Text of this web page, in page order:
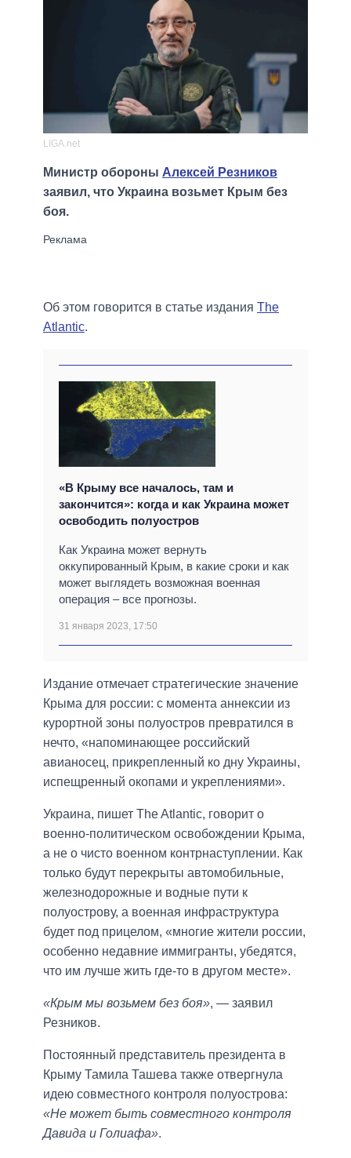
LIGA.net
Министр обороны Алексей Резников
заявил, что Украина возьмет Крым без
боя.
Об этом говорится в статье издания The
Atlantic.
«В Крыму все началось, там и
закончится»: когда и как Украина может
освободить полуостров
Как Украина может вернуть
оккупированный Крым, в какие сроки и как
может выглядеть возможная военная
операция – все прогнозы.
31 января 2023, 17:50
Издание отмечает стратегические значение
Крыма для россии: с момента аннексии из
курортной зоны полуостров превратился в
нечто, «напоминающее российский
авианосец, прикрепленный ко дну Украины,
испещренный окопами и укреплениями».
Украина, пишет The Atlantic, говорит о
военно-политическом освобождении Крыма,
а не о чисто военном контрнаступлении. Как
только будут перекрыты автомобильные,
железнодорожные и водные пути к
полуострову, а военная инфраструктура
будет под прицелом, «многие жители россии,
особенно недавние иммигранты, убедятся,
что им лучше жить где-то в другом месте».
«Крым мы возьмем без боя», — заявил
Резников.
Постоянный представитель президента в
Крыму Тамила Ташева также отвергнула
идею совместного контроля полуострова:
«Не может быть совместного контроля
Давида и Голиафа».